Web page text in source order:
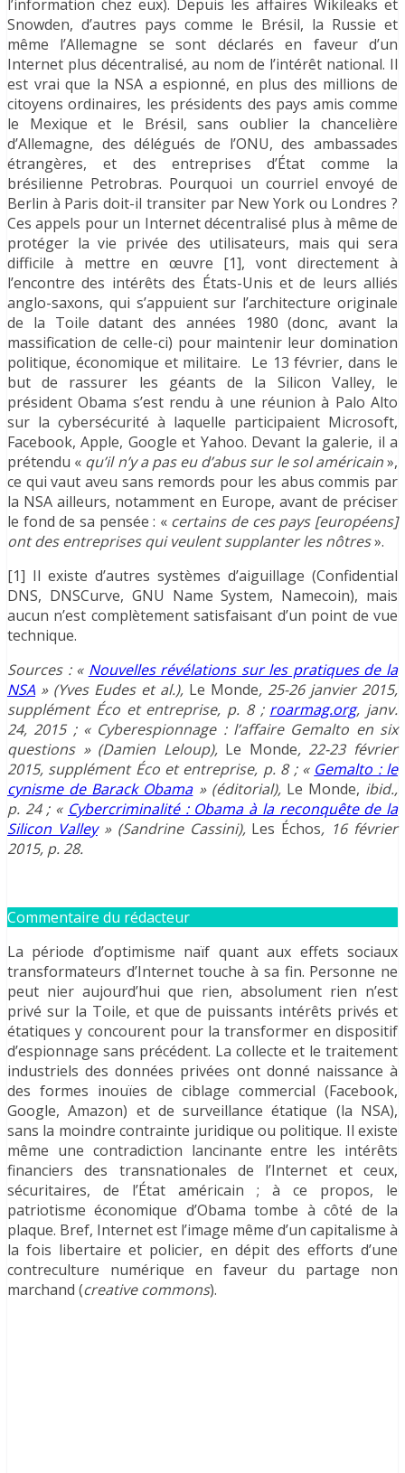
l’information chez eux). Depuis les affaires Wikileaks et
Snowden, d’autres pays comme le Brésil, la Russie et
même l’Allemagne se sont déclarés en faveur d’un
Internet plus décentralisé, au nom de l’intérêt national. Il
est vrai que la NSA a espionné, en plus des millions de
citoyens ordinaires, les présidents des pays amis comme
le Mexique et le Brésil, sans oublier la chancelière
d’Allemagne, des délégués de l’ONU, des ambassades
étrangères, et des entreprises d’État comme la
brésilienne Petrobras. Pourquoi un courriel envoyé de
Berlin à Paris doit-il transiter par New York ou Londres ?
Ces appels pour un Internet décentralisé plus à même de
protéger la vie privée des utilisateurs, mais qui sera
difficile à mettre en œuvre [1], vont directement à
l’encontre des intérêts des États-Unis et de leurs alliés
anglo-saxons, qui s’appuient sur l’architecture originale
de la Toile datant des années 1980 (donc, avant la
massification de celle-ci) pour maintenir leur domination
politique, économique et militaire. Le 13 février, dans le
but de rassurer les géants de la Silicon Valley, le
président Obama s’est rendu à une réunion à Palo Alto
sur la cybersécurité à laquelle participaient Microsoft,
Facebook, Apple, Google et Yahoo. Devant la galerie, il a
prétendu « qu’il n’y a pas eu d’abus sur le sol américain»,
ce qui vaut aveu sans remords pour les abus commis par
la NSA ailleurs, notamment en Europe, avant de préciser
le fond de sa pensée : « certains de ces pays [européens]
ont des entreprises qui veulent supplanter les nôtres».
[1] Il existe d’autres systèmes d’aiguillage (Confidential
DNS, DNSCurve, GNU Name System, Namecoin), mais
aucun n’est complètement satisfaisant d’un point de vue
technique.
Sources : « Nouvelles révélations sur les pratiques de la
NSA » (Yves Eudes et al.), Le Monde, 25-26 janvier 2015,
supplément Éco et entreprise, p. 8 ; roarmag.org, janv.
24, 2015 ; « Cyberespionnage : l’affaire Gemalto en six
questions » (Damien Leloup), Le Monde, 22-23 février
2015, supplément Éco et entreprise, p. 8 ; « Gemalto : le
cynisme de Barack Obama» (éditorial), Le Monde, ibid.,
p. 24 ; « Cybercriminalité : Obama à la reconquête de la
Silicon Valley» (Sandrine Cassini), Les Échos, 16 février
2015, p. 28.
Commentaire du rédacteur
La période d’optimisme naïf quant aux effets sociaux
transformateurs d’Internet touche à sa fin. Personne ne
peut nier aujourd’hui que rien, absolument rien n’est
privé sur la Toile, et que de puissants intérêts privés et
étatiques y concourent pour la transformer en dispositif
d’espionnage sans précédent. La collecte et le traitement
industriels des données privées ont donné naissance à
des formes inouïes de ciblage commercial (Facebook,
Google, Amazon) et de surveillance étatique (la NSA),
sans la moindre contrainte juridique ou politique. Il existe
même une contradiction lancinante entre les intérêts
financiers des transnationales de l’Internet et ceux,
sécuritaires, de l’État américain ; à ce propos, le
patriotisme économique d’Obama tombe à côté de la
plaque. Bref, Internet est l’image même d’un capitalisme à
la fois libertaire et policier, en dépit des efforts d’une
contreculture numérique en faveur du partage non
marchand (creative commons).